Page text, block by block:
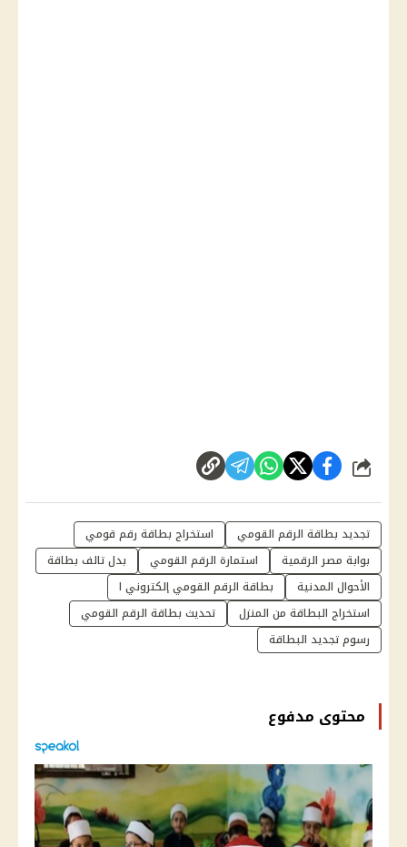
شارك
تجديد بطاقة الرقم القومي
استخراج بطاقة رقم قومي
بوابة مصر الرقمية
استمارة الرقم القومي
بدل تالف بطاقة
الأحوال المدنية
بطاقة الرقم القومي إلكتروني ا
استخراج البطاقة من المنزل
تحديث بطاقة الرقم القومي
رسوم تجديد البطاقة
محتوى مدفوع